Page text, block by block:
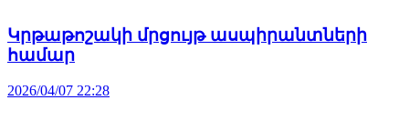
Կրթաթոշակի մրցույթ ասպիրանտների
համար
2026/04/07 22:28